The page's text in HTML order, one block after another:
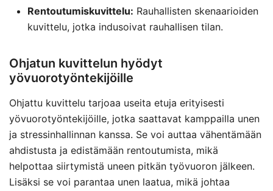
Rentoutumiskuvittelu: Rauhallisten skenaarioiden
kuvittelu, jotka indusoivat rauhallisen tilan.
Ohjatun kuvittelun hyödyt
yövuorotyöntekijöille
Ohjattu kuvittelu tarjoaa useita etuja erityisesti
yövuorotyöntekijöille, jotka saattavat kamppailla unen
ja stressinhallinnan kanssa. Se voi auttaa vähentämään
ahdistusta ja edistämään rentoutumista, mikä
helpottaa siirtymistä uneen pitkän työvuoron jälkeen.
Lisäksi se voi parantaa unen laatua, mikä johtaa